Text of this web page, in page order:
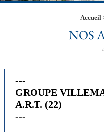
Accueil
NOS
---
GROUPE
A.R.T. (22)
---